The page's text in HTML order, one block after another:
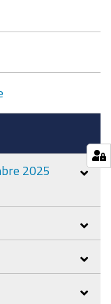
2025